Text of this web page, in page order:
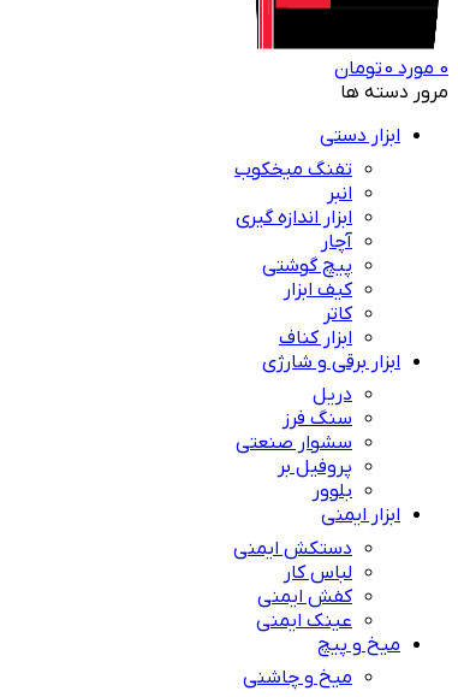
0 مورد 0تومان
مرور دسته ها
ابزار دستی
تفنگ میخکوب
انبر
ابزار اندازه گیری
آچار
پیچ گوشتی
کیف ابزار
کاتر
ابزار کناف
ابزار برقی و شارژی
دریل
سنگ فرز
سشوار صنعتی
پروفیل بر
بلوور
ابزار ایمنی
دستکش ایمنی
لباس کار
کفش ایمنی
عینک ایمنی
میخ و پیچ
میخ و چاشنی